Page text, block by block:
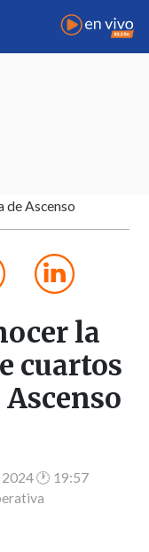
de Ascenso
la
cuartos
🕐 19:57